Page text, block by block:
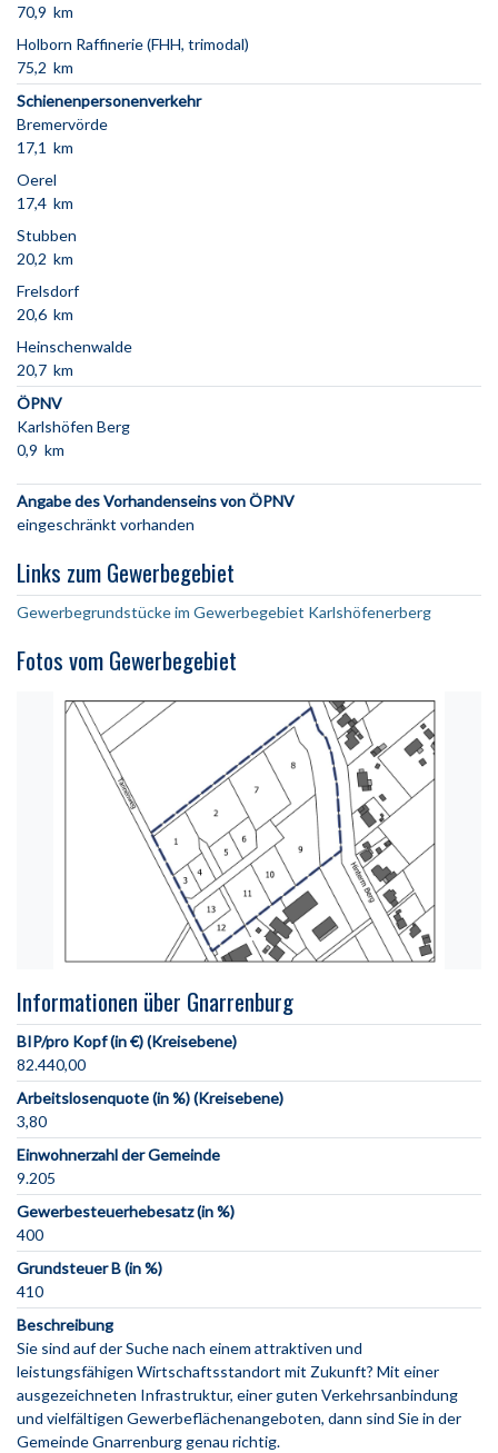
70,9 km
Holborn Raffinerie (FHH, trimodal)
75,2 km
Schienenpersonenverkehr
Bremervörde
17,1 km
Oerel
17,4 km
Stubben
20,2 km
Frelsdorf
20,6 km
Heinschenwalde
20,7 km
ÖPNV
Karlshöfen Berg
0,9 km
Angabe des Vorhandenseins von ÖPNV
eingeschränkt vorhanden
Links zum Gewerbegebiet
Gewerbegrundstücke im Gewerbegebiet Karlshöfenerberg
Fotos vom Gewerbegebiet
Informationen über Gnarrenburg
BIP/pro Kopf (in €) (Kreisebene)
82.440,00
Arbeitslosenquote (in %) (Kreisebene)
3,80
Einwohnerzahl der Gemeinde
9.205
Gewerbesteuerhebesatz (in %)
400
Grundsteuer B (in %)
410
Beschreibung
Sie sind auf der Suche nach einem attraktiven und
leistungsfähigen Wirtschaftsstandort mit Zukunft? Mit einer
ausgezeichneten Infrastruktur, einer guten Verkehrsanbindung
und vielfältigen Gewerbeflächenangeboten, dann sind Sie in der
Gemeinde Gnarrenburg genau richtig.